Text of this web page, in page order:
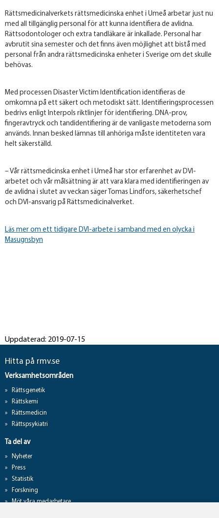
Rättsmedicinalverkets rättsmedicinska enhet i Umeå arbetar just nu
med all tillgänglig personal för att kunna identifiera de avlidna.
Rättsodontologer och extra tandläkare är inkallade. Personal har
avbrutit sina semester och det finns även möjlighet att bistå med
personal från andra rättsmedicinska enheter i Sverige om det skulle
behövas.
Med processen Disaster Victim Identification identifieras de
omkomna på ett säkert och metodiskt sätt. Identifieringsprocessen
bedrivs enligt Interpols riktlinjer för identifiering. DNA-prov,
fingeravtryck och tandidentifiering är de vanligaste metoderna som
används. Innan besked lämnas till anhöriga måste identiteten vara
helt säkerställd.
– Vår rättsmedicinska enhet i Umeå har stor erfarenhet av DVI-
arbetet och vår målsättning är att vara klara med identifieringen av
de avlidna i slutet av veckan säger Tomas Lindfors, säkerhetschef
och DVI-ansvarig på Rättsmedicinalverket.
Läs mer om ett tidigare DVI-arbete i samband med en olycka i
Masugnsbyn
Uppdaterad: 2019-07-15
Hitta på rmv.se
Verksamhetsområden
Rättsgenetik
Rättskemi
Rättsmedicin
Rättspsykiatri
Ta del av
Nyheter
Press
Statistik
Forskning
Möt våra medarbetare